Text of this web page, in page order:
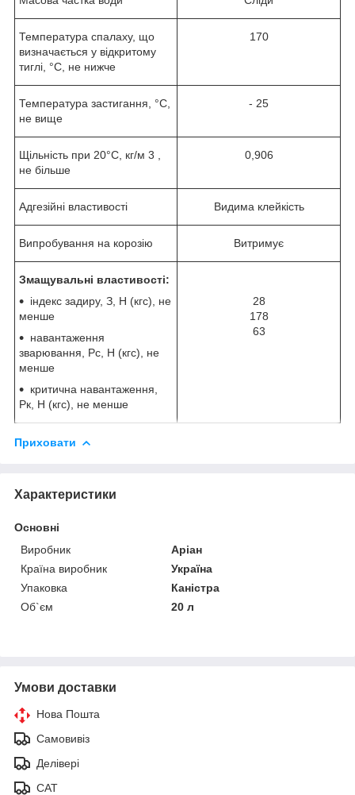
Температура спалаху, що
визначається у відкритому
тиглі, °С, не нижче
170
Температура застигання, °С,
не вище
- 25
Щільність при 20°С, кг/м 3
не більше
0,906
Адгезійні властивості Видима клейкість
Випробування на корозію Витримує
Змащувальні властивості:
індекс задиру, З, Н (кгс), не
менше
навантаження
зварювання, Рс, Н (кгс), не
менше
критична навантаження,
Рк, Н (кгс), не менше
28
178
63
Приховати
Характеристики
Основні
Виробник
Аріан
Країна виробник
Україна
Упаковка
Каністра
Об`єм
20 л
Умови доставки
Нова Пошта
Самовивіз
Делівері
САТ